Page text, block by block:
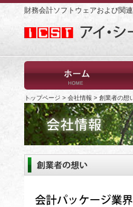
財務会計ソフトウェアおよび関
トップページ > 会社情報 > 創業者の想